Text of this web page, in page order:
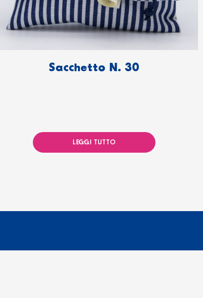
Sacchetto N. 30
LEGGI TUTTO